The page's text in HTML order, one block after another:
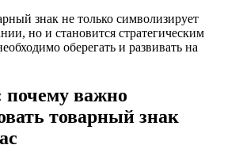
знак не только символизирует
но и становится стратегическим
оберегать и развивать на
почему важно
товарный знак